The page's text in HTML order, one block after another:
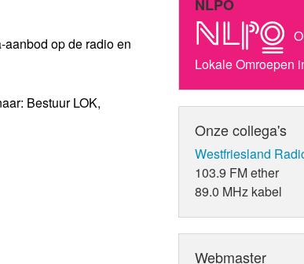
op de radio en
Bestuur LOK,
NLPO
Lokale Omroepen
Onze collega's
Westfriesland
103.9 FM ether
89.0 MHz kabel
Webmaster